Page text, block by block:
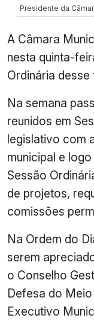
Presidente da
A Câmara
nesta quinta-
Ordinária
Na semana
reunidos em
legislativo com
municipal e
Sessão
de projetos,
comissões
Na Ordem do
serem
o Conselho
Defesa do
Executivo